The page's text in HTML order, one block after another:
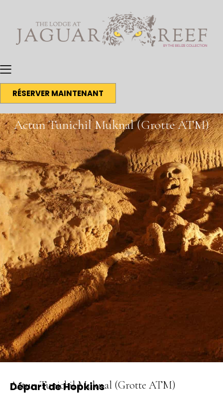
RÉSERVER MAINTENANT
Actun Tunichil Muknal (Grotte ATM)
Actun Tunichil Muknal (Grotte ATM)
Départ de Hopkins